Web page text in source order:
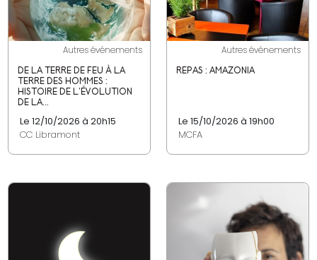
Autres événements
DE LA TERRE DE FEU À LA
TERRE DES HOMMES :
HISTOIRE DE L’ÉVOLUTION
DE LA...
Le 12/10/2026 à 20h15
CC Libramont
Autres événements
REPAS : AMAZONIA
Le 15/10/2026 à 19h00
MCFA